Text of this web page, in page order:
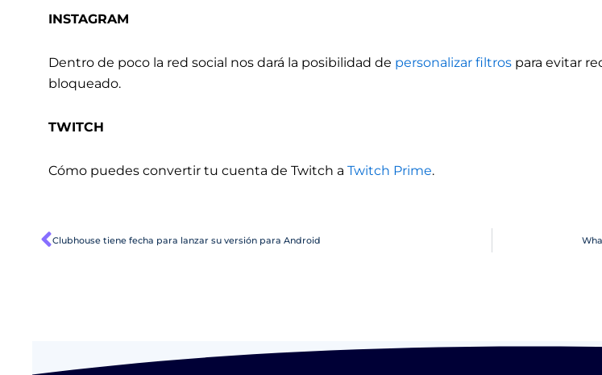
INSTAGRAM
Dentro de poco la red social nos dará la posibilidad de personalizar filtros para evitar
bloqueado.
TWITCH
Cómo puedes convertir tu cuenta de Twitch a Twitch Prime.
Ant
Clubhouse tiene fecha para lanzar su versión para Android